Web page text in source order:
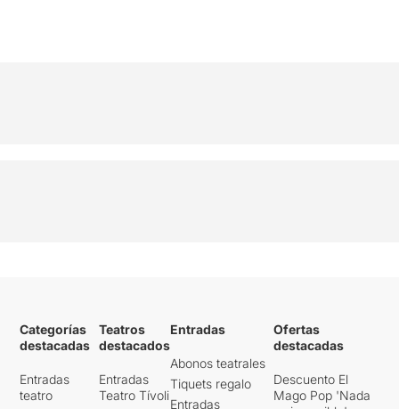
Categorías
destacadas
Entradas
teatro
Teatros
destacados
Entradas
Teatro Tívoli
Entradas
Abonos teatrales
Tiquets regalo
Entradas
Ofertas
destacadas
Descuento El
Mago Pop 'Nada